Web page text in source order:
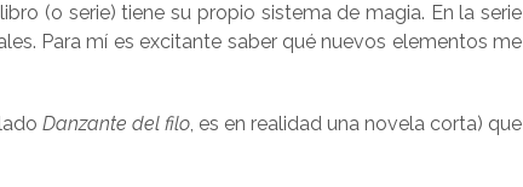
(o serie) tiene su propio sistema de magia. En la serie
Para mí es excitante saber qué nuevos elementos me
Danzante del filo, es en realidad una novela corta) que